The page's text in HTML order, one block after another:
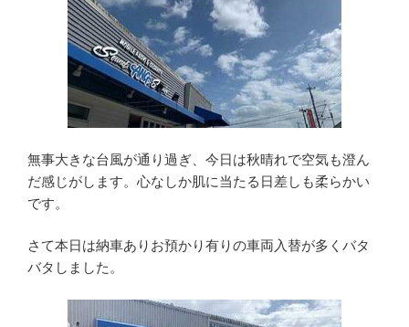
無事大きな台風が通り過ぎ、今日は秋晴れで空気も澄ん
だ感じがします。心なしか肌に当たる日差しも柔らかい
です。
さて本日は納車ありお預かり有りの車両入替が多くバタ
バタしました。